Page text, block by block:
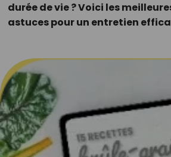
durée de vie ? Voici les
astuces pour un entretien